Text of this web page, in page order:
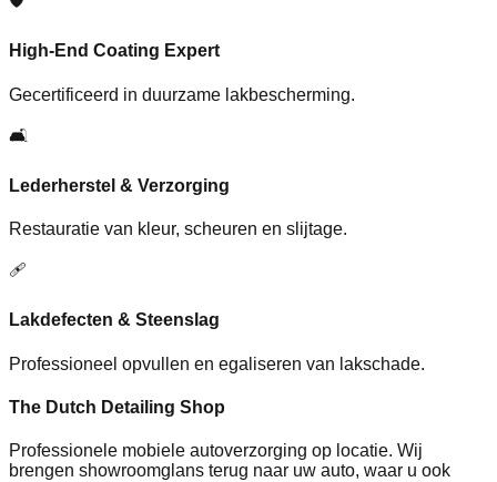
High-End Coating Expert
Gecertificeerd in duurzame lakbescherming.
🛋️
Lederherstel & Verzorging
Restauratie van kleur, scheuren en slijtage.
🩹
Lakdefecten & Steenslag
Professioneel opvullen en egaliseren van lakschade.
The Dutch Detailing Shop
Professionele mobiele autoverzorging op locatie. Wij
brengen showroomglans terug naar uw auto, waar u ook